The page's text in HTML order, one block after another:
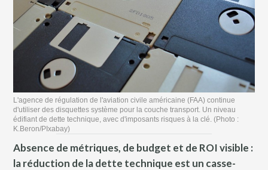
L'agence de régulation de l'aviation civile américaine (FAA) continue
d'utiliser des disquettes système pour la couche transport. Un niveau
édifiant de dette technique, avec d'imposants risques à la clé. (Photo :
K.Beron/PIxabay)
Absence de métriques, de budget et de ROI visible :
la réduction de la dette technique est un casse-